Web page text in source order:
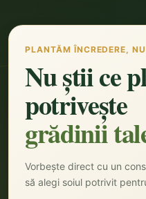
PLANTĂM ÎNCREDERE,
Nu știi ce
potrivește
grădinii
Vorbește direct cu un
să alegi soiul potrivit